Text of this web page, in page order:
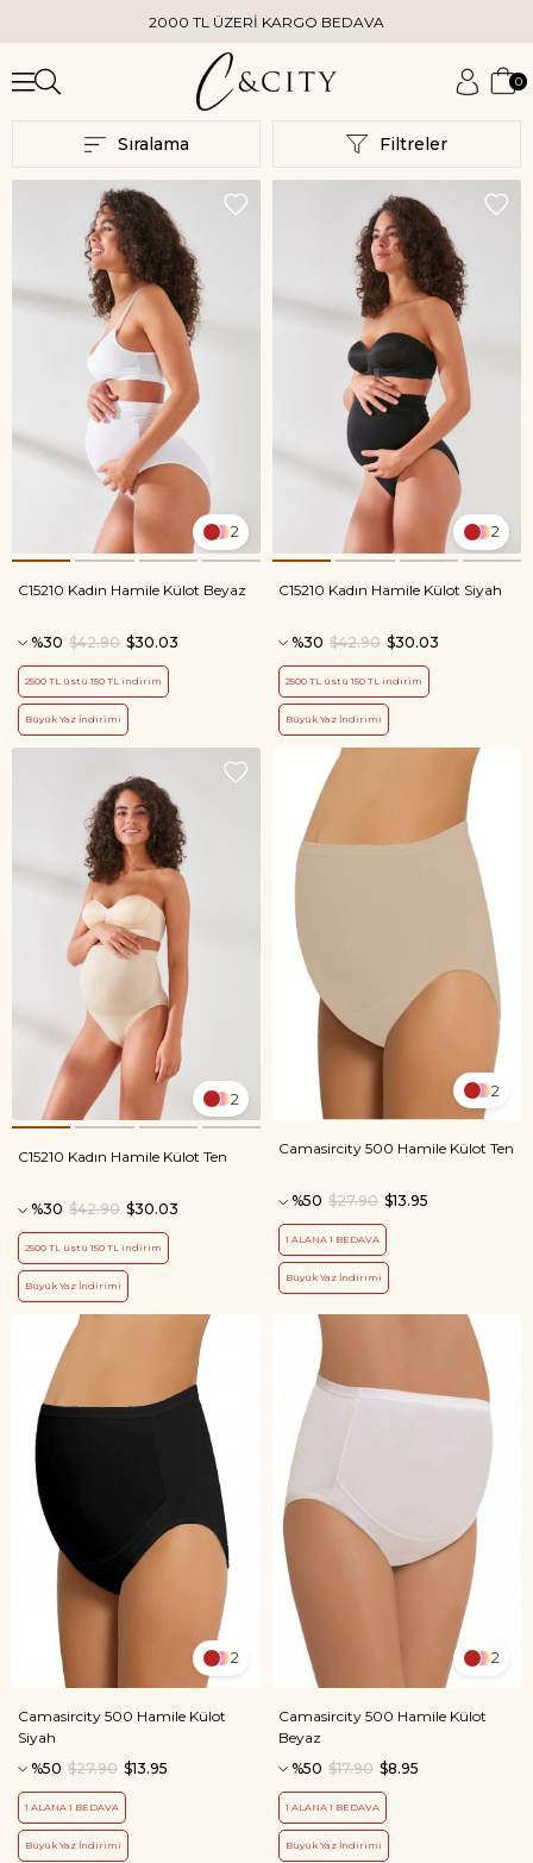
2000 TL ÜZERİ KARGO BEDAVA
0
Filtreler
Sıralama
2
C15210 Kadın Hamile Külot Beyaz
%30 $30.03
$42.90
2500 TL üstü 150 TL indirim
Büyük Yaz İndirimi
2
C15210 Kadın Hamile Külot Siyah
%30 $30.03
$42.90
2500 TL üstü 150 TL indirim
Büyük Yaz İndirimi
2
C15210 Kadın Hamile Külot Ten
%30 $30.03
$42.90
2500 TL üstü 150 TL indirim
Büyük Yaz İndirimi
2
Camasircity 500 Hamile Külot Ten
%50 $13.95
$27.90
1 ALANA 1 BEDAVA
Büyük Yaz İndirimi
2
Camasircity 500 Hamile Külot
Siyah
%50
$13.95
$27.90
1 ALANA 1 BEDAVA
Büyük Yaz İndirimi
2
Camasircity 500 Hamile Külot
Beyaz
%50
$8.95
$17.90
1 ALANA 1 BEDAVA
Büyük Yaz İndirimi